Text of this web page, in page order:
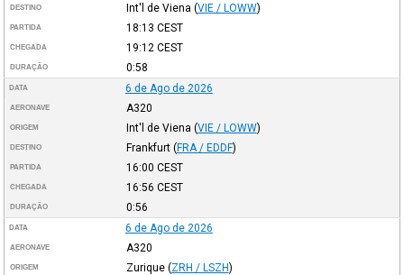
DESTINO Int'l de Viena (VIE / LOWW)
PARTIDA 18:13 CEST
CHEGADA 19:12 CEST
DURAÇÃO 0:58
DATA 6 de Ago de 2026
AERONAVE A320
ORIGEM Int'l de Viena (VIE / LOWW)
DESTINO Frankfurt (FRA / EDDF)
PARTIDA 16:00 CEST
CHEGADA 16:56 CEST
DURAÇÃO 0:56
DATA 6 de Ago de 2026
AERONAVE A320
ORIGEM Zurique (ZRH / LSZH)